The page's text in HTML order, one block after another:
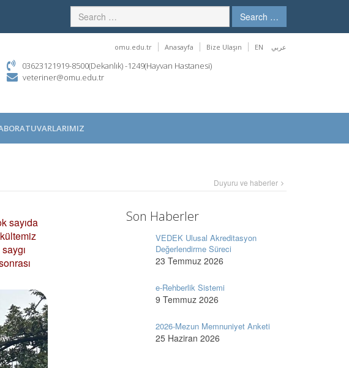
Search …
omu.edu.tr Anasayfa Bize Ulaşın EN عربي
03623121919-8500(Dekanlık) -1249(Hayvan Hastanesi)
veteriner@omu.edu.tr
Duyuru ve haberler
sayıda
Son Haberler
VEDEK Ulusal Akreditasyon
Değerlendirme Süreci
23 Temmuz 2026
e-Rehberlik Sistemi
9 Temmuz 2026
2026-Mezun Memnuniyet Anketi
25 Haziran 2026